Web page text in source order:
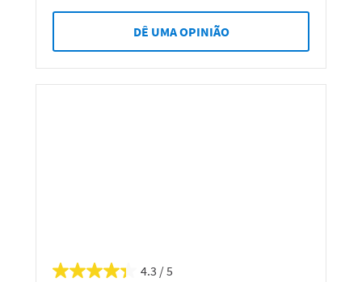
DÊ UMA OPINIÃO
4.3